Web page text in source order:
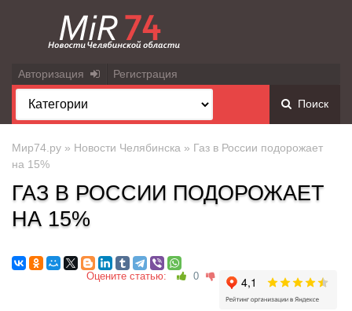
Авторизация Регистрация
Поиск
Мир74.ру » Новости Челябинска » Газ в России подорожает
на 15%
ГАЗ В РОССИИ ПОДОРОЖАЕТ
НА 15%
Оцените статью: 0